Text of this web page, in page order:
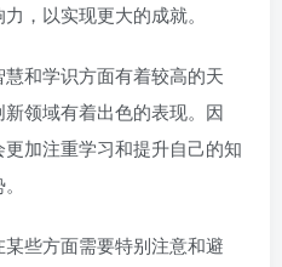
，以实现更大的成就。
和学识方面有着较高的天
领域有着出色的表现。因
加注重学习和提升自己的知
些方面需要特别注意和避